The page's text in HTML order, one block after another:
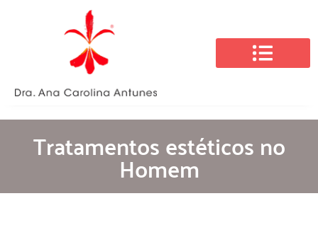
Tratamentos estéticos no
Homem